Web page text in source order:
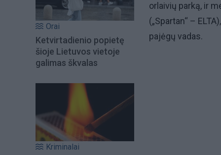
Orai
Ketvirtadienio popietę
šioje Lietuvos vietoje
galimas škvalas
Kriminalai
orlaivių parką, ir
(„Spartan“ –
pajėgų vadas.